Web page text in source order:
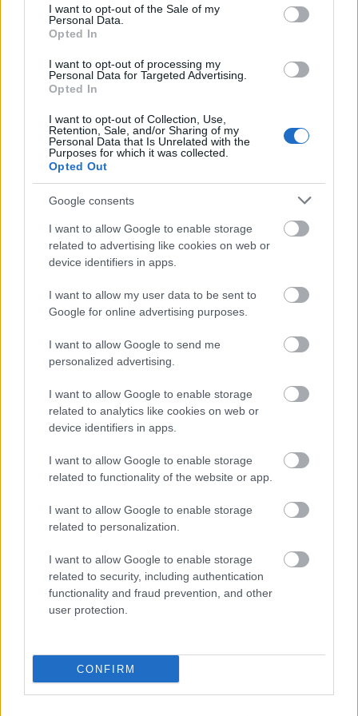
consent section.
I want to opt-out of the Sale of my
Personal Data.
Opted In
I want to opt-out of processing my
Personal Data for Targeted Advertising.
Opted In
I want to opt-out of Collection, Use,
Retention, Sale, and/or Sharing of my
Personal Data that Is Unrelated with the
Purposes for which it was collected.
Opted Out
Google consents
I want to allow Google to enable storage
related to advertising like cookies on web or
device identifiers in apps.
I want to allow my user data to be sent to
Google for online advertising purposes.
I want to allow Google to send me
personalized advertising.
I want to allow Google to enable storage
related to analytics like cookies on web or
device identifiers in apps.
I want to allow Google to enable storage
related to functionality of the website or app.
I want to allow Google to enable storage
related to personalization.
I want to allow Google to enable storage
related to security, including authentication
functionality and fraud prevention, and other
user protection.
CONFIRM
Χρησιμοποιείς Google passkeys για τους κωδικούς σου;
Και όμως μπορούν να τους κλέψουν
Μετάλλιο για τον Γυμναστικό Σύλλογο Δύμης στο
Πανελλήνιο Πρωτάθλημα Πίστας